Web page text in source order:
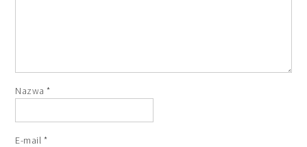
Nazwa*
E-mail *